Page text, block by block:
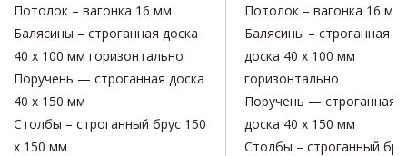
Потолок – вагонка 16 мм
Балясины – строганная доска
40 х 100 мм горизонтально
Поручень — строганная доска
40 х 150 мм
Столбы – строганный брус 150
х 150 мм
Потолок – вагонка 16 мм
Балясины – строганная
доска 40 х 100 мм
горизонтально
Поручень — строганная
доска 40 х 150 мм
Столбы – строганный